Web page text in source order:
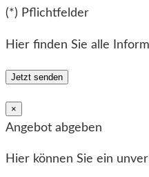
(*) Pflichtfelder
Hier finden Sie alle
×
Angebot abgeben
Hier können Sie ein